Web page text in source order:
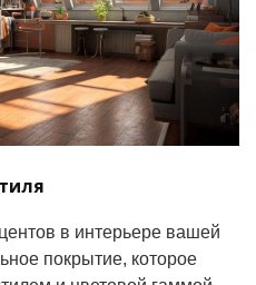
в интерьере вашей
покрытие, которое